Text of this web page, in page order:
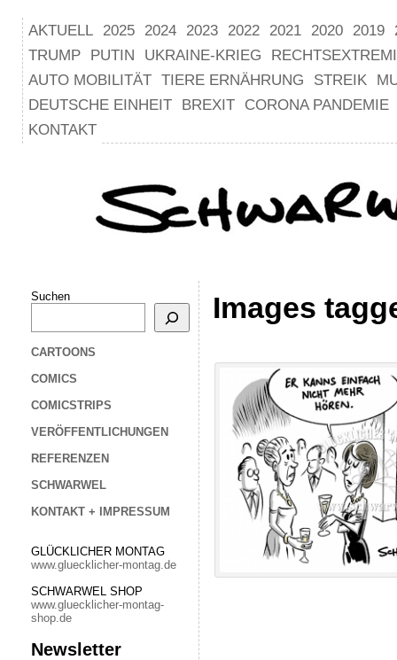
AKTUELL 2025 2024 2023 2022 2021 2020 2019
TRUMP
PUTIN UKRAINE-KRIEG
AUTO MOBILITÄT TIERE ERNÄHRUNG STREIK
DEUTSCHE EINHEIT
BREXIT
CORONA PANDEMIE
KONTAKT
Suchen
CARTOONS
COMICS
COMICSTRIPS
VERÖFFENTLICHUNGEN
REFERENZEN
SCHWARWEL
KONTAKT + IMPRESSUM
GLÜCKLICHER MONTAG
www.gluecklicher-montag.de
SCHWARWEL SHOP
www.gluecklicher-montag-
shop.de
Newsletter
Images